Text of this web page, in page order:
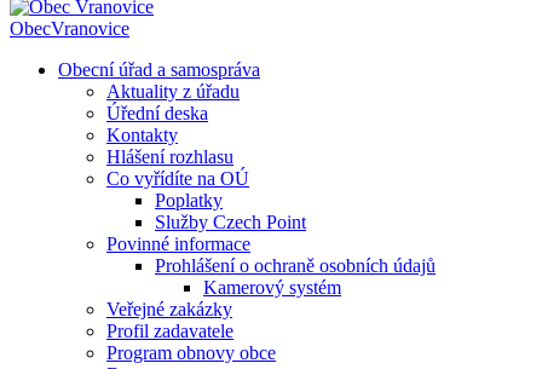
ObecVranovice
Obecní úřad a samospráva
Aktuality z úřadu
Úřední deska
Kontakty
Hlášení rozhlasu
Co vyřídíte na OÚ
Poplatky
Služby Czech Point
Povinné informace
Prohlášení o ochraně osobních údajů
Kamerový systém
Veřejné zakázky
Profil zadavatele
Program obnovy obce